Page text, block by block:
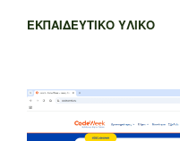
ΕΚΠΑΙΔΕΥΤΙΚΟ ΥΛΙΚΟ